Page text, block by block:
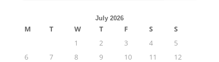
July 2026
M T W T F S
S
1
2 3 4
5
6
7 8 9 10 11
12